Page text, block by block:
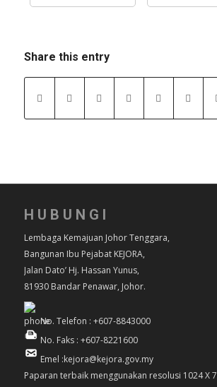
Share this entry
HUBUNGI
Lembaga Kemajuan Johor Tenggara,
Bangunan Ibu Pejabat KEJORA,
Jalan Dato’ Hj. Hassan Yunus,
81930 Bandar Penawar, Johor.
No. Telefon : +607-8843000
No. Faks : +607-8221600
Emel :kejora@kejora.gov.my
Paparan terbaik menggunakan resolusi 1024 X